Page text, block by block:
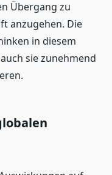
Übergang zu
anzugehen. Die
in diesem
sie zunehmend